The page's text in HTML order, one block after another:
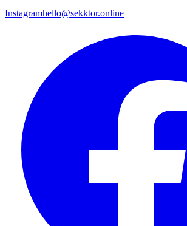
Instagramhello@sekktor.online